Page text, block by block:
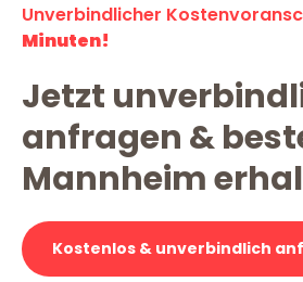
Unverbindlicher
Minuten!
Jetzt
anfragen &
Mannheim
Kostenlos & unverbindlich